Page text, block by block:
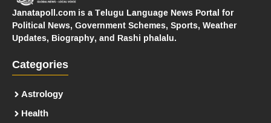
Janatapoll.com is a Telugu Language News Portal for
Political News, Government Schemes, Sports, Weather
Updates, Biography, and Rashi phalalu.
Categories
Astrology
Health